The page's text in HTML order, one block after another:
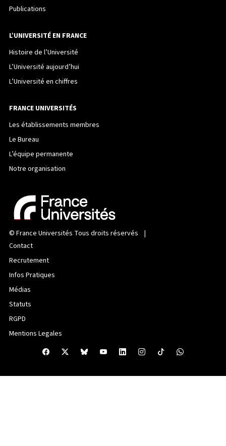
Publications
L’UNIVERSITÉ EN FRANCE
Histoire de l’Université
L’Université aujourd’hui
L’Université en chiffres
FRANCE UNIVERSITÉS
Les établissements membres
Le Bureau
L’équipe permanente
Notre organisation
© France Universités Tous droits réservés |
Contact
Recrutement
Infos Pratiques
Médias
Statuts
RGPD
Mentions Legales